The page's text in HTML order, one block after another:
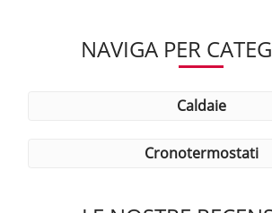
NAVIGA PER
caldaie
cronotermostati